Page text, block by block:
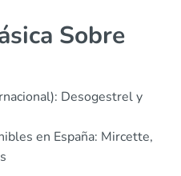
Sobre
Desogestrel y
en España: Mircette,